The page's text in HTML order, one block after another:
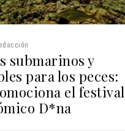
submarinos y
para los peces:
el festival
D*na